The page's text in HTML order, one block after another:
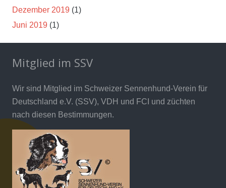
Dezember 2019 (1)
Juni 2019 (1)
Mitglied im SSV
Wir sind Mitglied im Schweizer Sennenhund-Verein für
Deutschland e.V. (SSV), VDH und FCI und züchten
nach diesen Bestimmungen.